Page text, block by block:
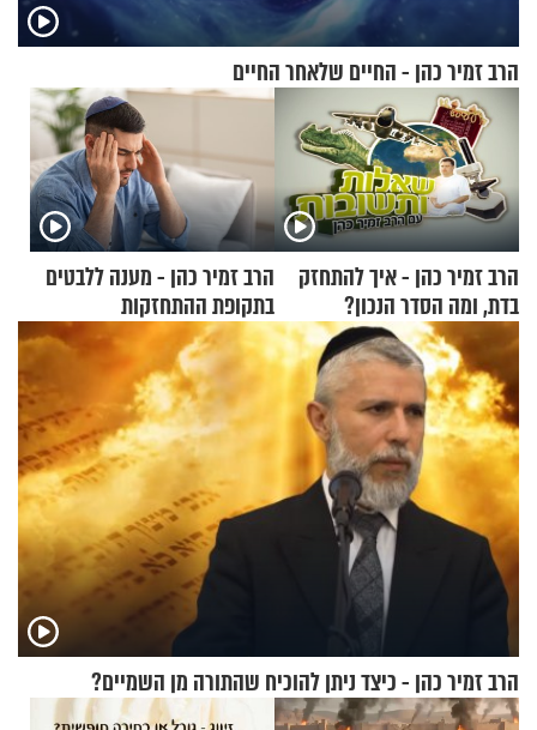
הרב זמיר כהן - החיים שלאחר החיים
הרב זמיר כהן - איך להתחזק
בדת, ומה הסדר הנכון?
הרב זמיר כהן - מענה ללבטים
בתקופת ההתחזקות
הרב זמיר כהן - כיצד ניתן להוכיח שהתורה מן השמיים?